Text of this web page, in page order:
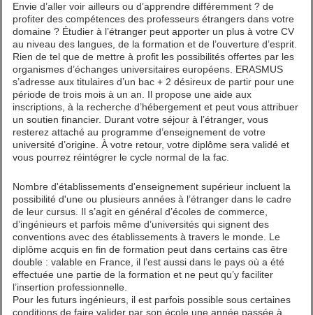
Envie d’aller voir ailleurs ou d’apprendre différemment ? de
profiter des compétences des professeurs étrangers dans votre
domaine ? Étudier à l’étranger peut apporter un plus à votre CV
au niveau des langues, de la formation et de l’ouverture d’esprit.
Rien de tel que de mettre à profit les possibilités offertes par les
organismes d’échanges universitaires européens. ERASMUS
s’adresse aux titulaires d’un bac + 2 désireux de partir pour une
période de trois mois à un an. Il propose une aide aux
inscriptions, à la recherche d’hébergement et peut vous attribuer
un soutien financier. Durant votre séjour à l’étranger, vous
resterez attaché au programme d’enseignement de votre
université d’origine. À votre retour, votre diplôme sera validé et
vous pourrez réintégrer le cycle normal de la fac.
Nombre d'établissements d'enseignement supérieur incluent la
possibilité d'une ou plusieurs années à l’étranger dans le cadre
de leur cursus. Il s’agit en général d’écoles de commerce,
d’ingénieurs et parfois même d’universités qui signent des
conventions avec des établissements à travers le monde. Le
diplôme acquis en fin de formation peut dans certains cas être
double : valable en France, il l’est aussi dans le pays où a été
effectuée une partie de la formation et ne peut qu’y faciliter
l’insertion professionnelle.
Pour les futurs ingénieurs, il est parfois possible sous certaines
conditions de faire valider par son école une année passée à